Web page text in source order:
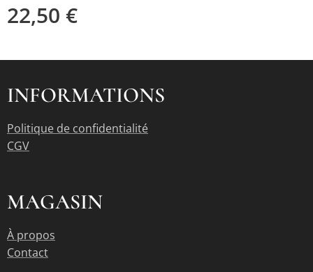
22,50 €
INFORMATIONS
Politique de confidentialité
CGV
MAGASIN
À propos
Contact